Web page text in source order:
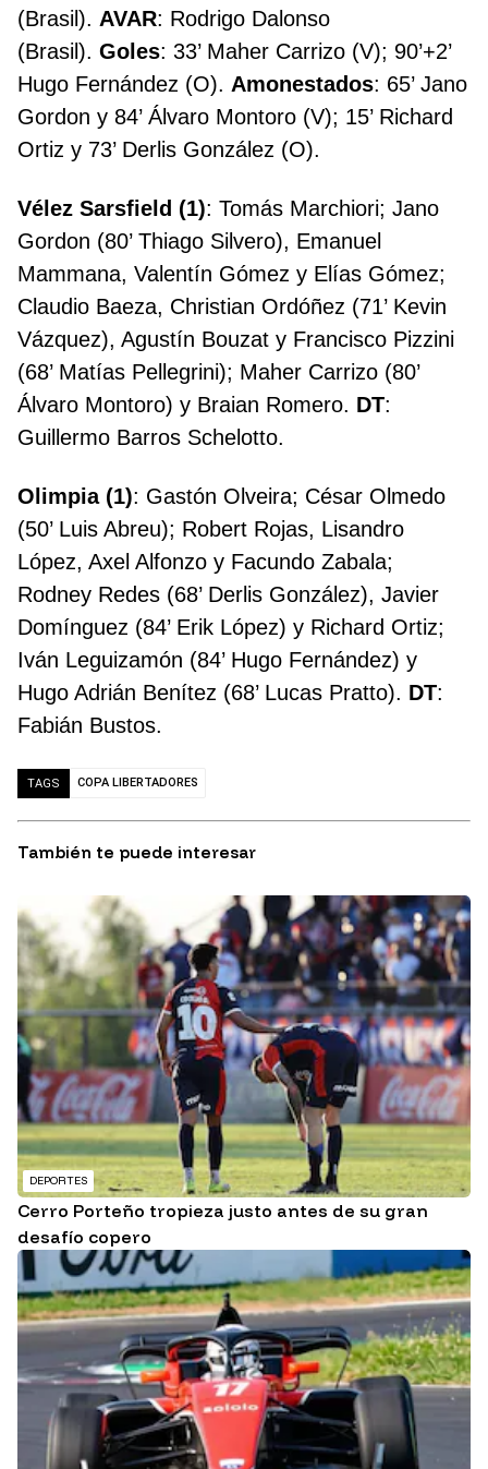
(Brasil). AVAR: Rodrigo Dalonso
(Brasil). Goles: 33’ Maher Carrizo (V); 90’+2’
Hugo Fernández (O). Amonestados: 65’ Jano
Gordon y 84’ Álvaro Montoro (V); 15’ Richard
Ortiz y 73’ Derlis González (O).
Vélez Sarsfield (1): Tomás Marchiori; Jano
Gordon (80’ Thiago Silvero), Emanuel
Mammana, Valentín Gómez y Elías Gómez;
Claudio Baeza, Christian Ordóñez (71’ Kevin
Vázquez), Agustín Bouzat y Francisco Pizzini
(68’ Matías Pellegrini); Maher Carrizo (80’
Álvaro Montoro) y Braian Romero. DT:
Guillermo Barros Schelotto.
Olimpia (1): Gastón Olveira; César Olmedo
(50’ Luis Abreu); Robert Rojas, Lisandro
López, Axel Alfonzo y Facundo Zabala;
Rodney Redes (68’ Derlis González), Javier
Domínguez (84’ Erik López) y Richard Ortiz;
Iván Leguizamón (84’ Hugo Fernández) y
Hugo Adrián Benítez (68’ Lucas Pratto). DT:
Fabián Bustos.
TAGS COPA LIBERTADORES
También te puede interesar
DEPORTES
Cerro Porteño tropieza justo antes de su gran
desafío copero